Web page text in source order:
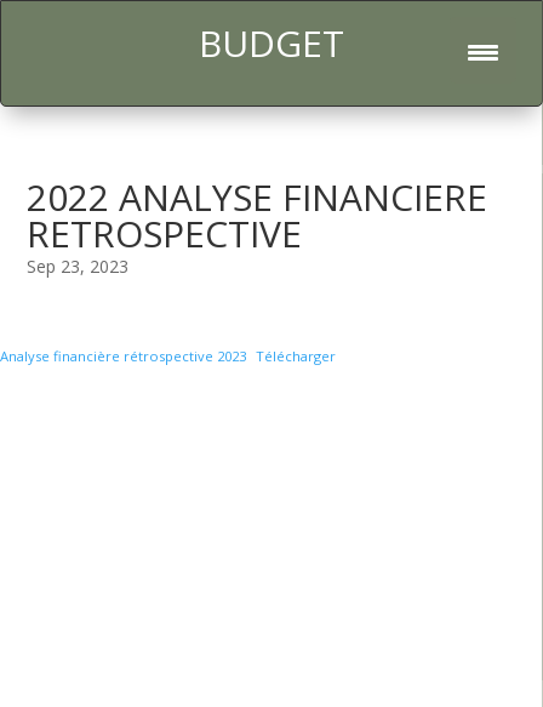
BUDGET
2022 ANALYSE FINANCIERE
RETROSPECTIVE
Sep 23, 2023
Analyse financière rétrospective 2023 Télécharger